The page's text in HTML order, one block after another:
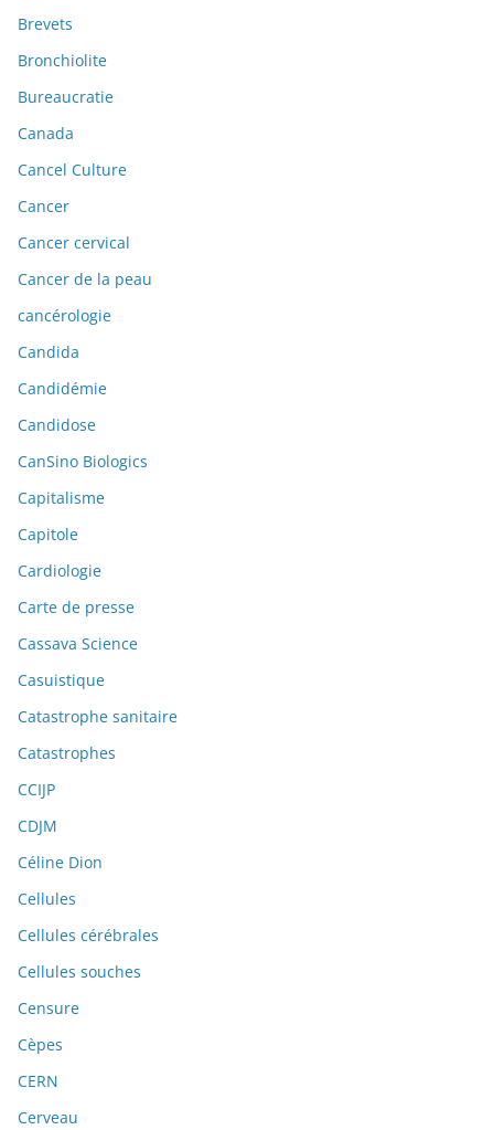
Brevets
Bronchiolite
Bureaucratie
Canada
Cancel Culture
Cancer
Cancer cervical
Cancer de la peau
cancérologie
Candida
Candidémie
Candidose
CanSino Biologics
Capitalisme
Capitole
Cardiologie
Carte de presse
Cassava Science
Casuistique
Catastrophe sanitaire
Catastrophes
CCIJP
CDJM
Céline Dion
Cellules
Cellules cérébrales
Cellules souches
Censure
Cèpes
CERN
Cerveau